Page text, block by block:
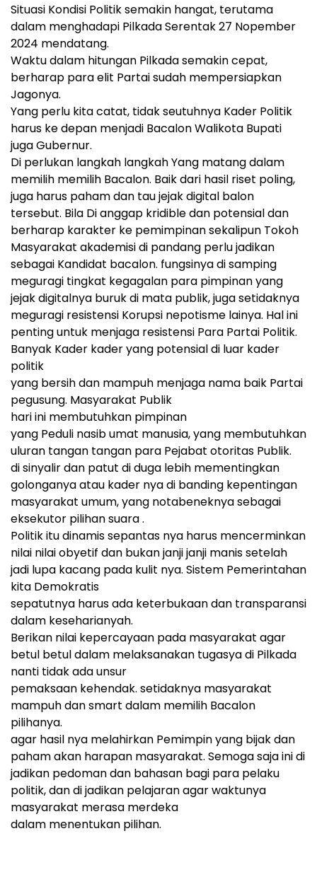
Situasi Kondisi Politik semakin hangat, terutama
dalam menghadapi Pilkada Serentak 27 Nopember
2024 mendatang.
Waktu dalam hitungan Pilkada semakin cepat,
berharap para elit Partai sudah mempersiapkan
Jagonya.
Yang perlu kita catat, tidak seutuhnya Kader Politik
harus ke depan menjadi Bacalon Walikota Bupati
juga Gubernur.
Di perlukan langkah langkah Yang matang dalam
memilih memilih Bacalon. Baik dari hasil riset poling,
juga harus paham dan tau jejak digital balon
tersebut. Bila Di anggap kridible dan potensial dan
berharap karakter ke pemimpinan sekalipun Tokoh
Masyarakat akademisi di pandang perlu jadikan
sebagai Kandidat bacalon. fungsinya di samping
meguragi tingkat kegagalan para pimpinan yang
jejak digitalnya buruk di mata publik, juga setidaknya
meguragi resistensi Korupsi nepotisme lainya. Hal ini
penting untuk menjaga resistensi Para Partai Politik.
Banyak Kader kader yang potensial di luar kader
politik
yang bersih dan mampuh menjaga nama baik Partai
pegusung. Masyarakat Publik
hari ini membutuhkan pimpinan
yang Peduli nasib umat manusia, yang membutuhkan
uluran tangan tangan para Pejabat otoritas Publik.
di sinyalir dan patut di duga lebih mementingkan
golonganya atau kader nya di banding kepentingan
masyarakat umum, yang notabeneknya sebagai
eksekutor pilihan suara .
Politik itu dinamis sepantas nya harus mencerminkan
nilai nilai obyetif dan bukan janji janji manis setelah
jadi lupa kacang pada kulit nya. Sistem Pemerintahan
kita Demokratis
sepatutnya harus ada keterbukaan dan transparansi
dalam keseharianyah.
Berikan nilai kepercayaan pada masyarakat agar
betul betul dalam melaksanakan tugasya di Pilkada
nanti tidak ada unsur
pemaksaan kehendak. setidaknya masyarakat
mampuh dan smart dalam memilih Bacalon
pilihanya.
agar hasil nya melahirkan Pemimpin yang bijak dan
paham akan harapan masyarakat. Semoga saja ini di
jadikan pedoman dan bahasan bagi para pelaku
politik, dan di jadikan pelajaran agar waktunya
masyarakat merasa merdeka
dalam menentukan pilihan.